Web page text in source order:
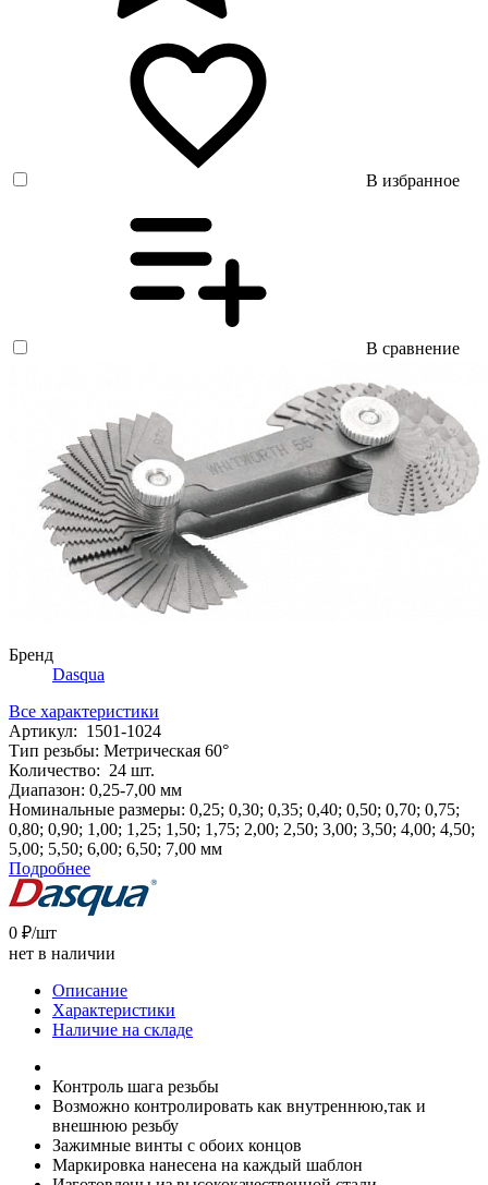
В избранное
В сравнение
Бренд
Dasqua
Все характеристики
Артикул: 1501-1024
Тип резьбы: Метрическая 60°
Количество: 24 шт.
Диапазон: 0,25-7,00 мм
Номинальные размеры: 0,25; 0,30; 0,35; 0,40; 0,50; 0,70; 0,75;
0,80; 0,90; 1,00; 1,25; 1,50; 1,75; 2,00; 2,50; 3,00; 3,50; 4,00; 4,50;
5,00; 5,50; 6,00; 6,50; 7,00 мм
Подробнее
0 ₽/шт
нет в наличии
Описание
Характеристики
Наличие на складе
Контроль шага резьбы
Возможно контролировать как внутреннюю,так и
внешнюю резьбу
Зажимные винты с обоих концов
Маркировка нанесена на каждый шаблон